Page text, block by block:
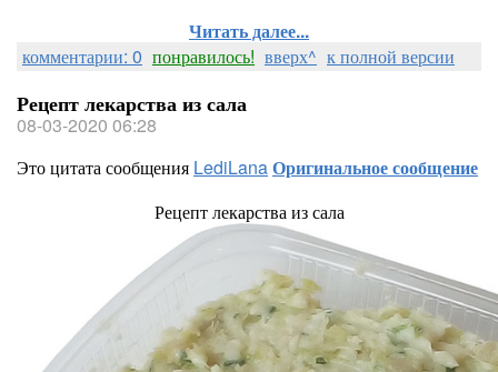
Читать далее...
комментарии: 0 понравилось! вверх^ к полной версии
Рецепт лекарства из сала
08-03-2020 06:28
Это цитата сообщения LediLanaОригинальное сообщение
Рецепт лекарства из сала